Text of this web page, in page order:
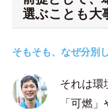
選ぶことも大
そもそも、なぜ分別
それは環
「可燃